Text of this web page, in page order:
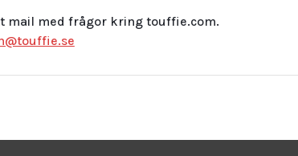
mail med frågor kring touffie.com.